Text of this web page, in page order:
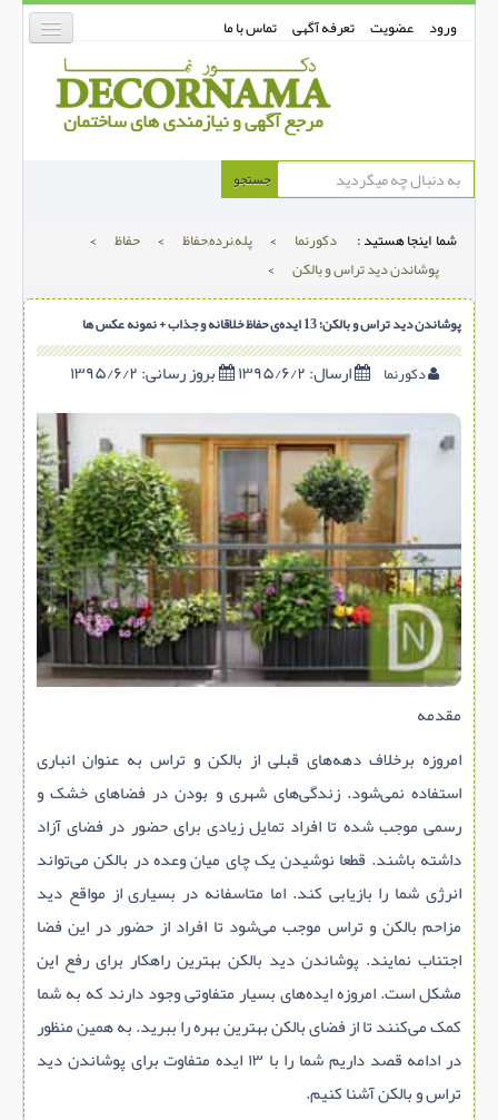
ورود عضویت تعرفه آگهی تماس با ما
دکورنما
دیوارپوش
دکوراسیون داخلی
درب و پنجره
بتن-بتون
شهری ترافیکی
ساخت و ساز
مصالح ساختمانی
سازه پیش ساخته
سنگ ساختمانی
عایق ساختمان
سرویس بهداشتی
پله,نرده,حفاظ
برقی,روشنایی,ایمنی
تاسیسات ساختمان
ابزار آلات ساختمانی
تعمیر و نگهداری ساختمان
محوطه سازی و نما
ماشین آلات ساختمانی
ژئوتکنیک
متفرقه
جستجو
شما اینجا هستید : دکورنما > پله,نرده,حفاظ > حفاظ
>
پوشاندن دید تراس و بالکن
>
پوشاندن دید تراس و بالکن؛ 13 ایده‌ی حفاظ خلاقانه و جذاب + نمونه عکس ها
دکورنما ارسال:۱۳۹۵/۶/۲ بروز رسانی:
مقدمه
امروزه برخلاف دهه‌های قبلی از بالکن و تراس به عنوان انباری
استفاده نمی‌شود. زندگی‌های شهری و بودن در فضاهای خشک و
رسمی موجب شده تا افراد تمایل زیادی برای حضور در فضای آزاد
داشته باشند. قطعا نوشیدن یک چای میان وعده در بالکن می‌تواند
انرژی شما را بازیابی کند. اما متاسفانه در بسیاری از مواقع دید
مزاحم بالکن و تراس موجب می‌شود تا افراد از حضور در این فضا
اجتناب نمایند. پوشاندن دید بالکن بهترین راهکار برای رفع این
مشکل است. امروزه ایده‌های بسیار متفاوتی وجود دارند که به شما
کمک می‌کنند تا از فضای بالکن بهترین بهره را ببرید. به همین منظور
در ادامه قصد داریم شما را با ۱۳ ایده متفاوت برای پوشاندن دید
تراس و بالکن آشنا کنیم.